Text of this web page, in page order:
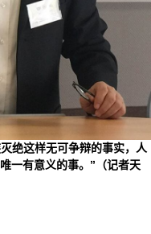
绝这样无可争辩的事实，人
一有意义的事。”（记者天